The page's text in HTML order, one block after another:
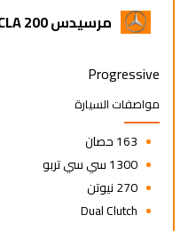
مرسيدس CLA 200
Progressive
مواصفات السيارة
163 حصان
1300 سي سي تربو
270 نيوتن
Dual Clutch